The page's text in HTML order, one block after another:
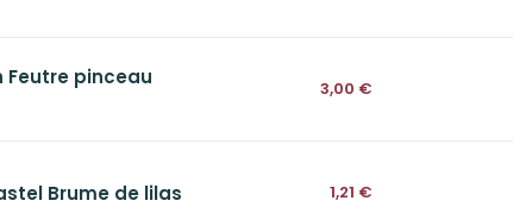
Feutre pinceau
3,00 €
Brume de lilas 1,21 €